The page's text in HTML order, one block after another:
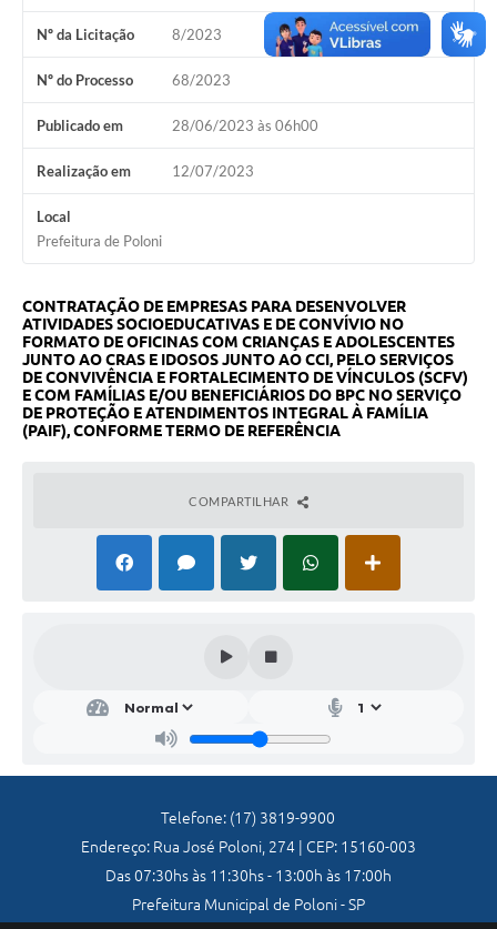
Editais
Links
Serviços Online
Telefones Úteis
A Prefeitura
Enquete
Jornal
Nº da Licitação 8/2023
Nº do Processo 68/2023
Publicado em 28/06/2023 às 06h00
Realização em 12/07/2023
Local
Prefeitura de Poloni
CONTRATAÇÃO DE EMPRESAS PARA DESENVOLVER
ATIVIDADES SOCIOEDUCATIVAS E DE CONVÍVIO NO
FORMATO DE OFICINAS COM CRIANÇAS E ADOLESCENTES
JUNTO AO CRAS E IDOSOS JUNTO AO CCI, PELO SERVIÇOS
DE CONVIVÊNCIA E FORTALECIMENTO DE VÍNCULOS (SCFV)
E COM FAMÍLIAS E/OU BENEFICIÁRIOS DO BPC NO SERVIÇO
DE PROTEÇÃO E ATENDIMENTOS INTEGRAL À FAMÍLIA
(PAIF), CONFORME TERMO DE REFERÊNCIA
COMPARTILHAR
Telefone: (17) 3819-9900
Endereço: Rua José Poloni, 274 | CEP: 15160-003
Das 07:30hs às 11:30hs - 13:00h às 17:00h
Prefeitura Municipal de Poloni - SP